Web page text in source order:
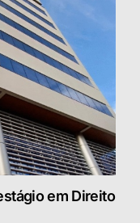
em Direito